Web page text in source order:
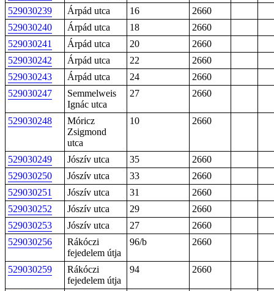
529030239
Árpád utca 16
2660
529030240
Árpád utca 18
2660
529030241
Árpád utca 20
2660
529030242
Árpád utca 22
2660
529030243
Árpád utca 24
2660
529030247
Semmelweis
Ignác utca
27 2660
529030248
Móricz
Zsigmond
utca
10 2660
529030249 Jószív utca 35
2660
529030250
Jószív utca 33
2660
529030251
Jószív utca 31
2660
529030252
Jószív utca 29
2660
529030253
Jószív utca 27
2660
529030256
Rákóczi
fejedelem útja
96/b 2660
529030259
Rákóczi
fejedelem útja
94 2660